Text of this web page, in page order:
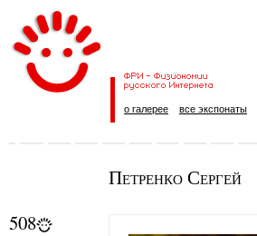
о галерее все экспонаты
Петренко Сергей
508